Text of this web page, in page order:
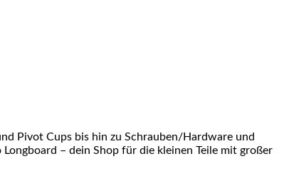
Pivot Cups bis hin zu Schrauben/Hardware und
– dein Shop für die kleinen Teile mit großer